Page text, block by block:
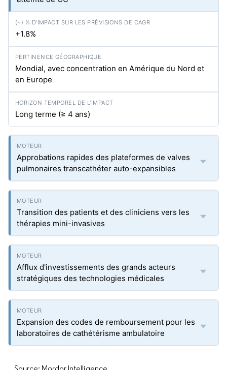
+1.8%
Mondial, avec concentration en Amérique du Nord et
en Europe
Long terme (≥ 4 ans)
Approbations rapides des plateformes de valves
pulmonaires transcathéter auto-expansibles
Transition des patients et des cliniciens vers les
thérapies mini-invasives
Afflux d'investissements des grands acteurs
stratégiques des technologies médicales
Expansion des codes de remboursement pour les
laboratoires de cathétérisme ambulatoire